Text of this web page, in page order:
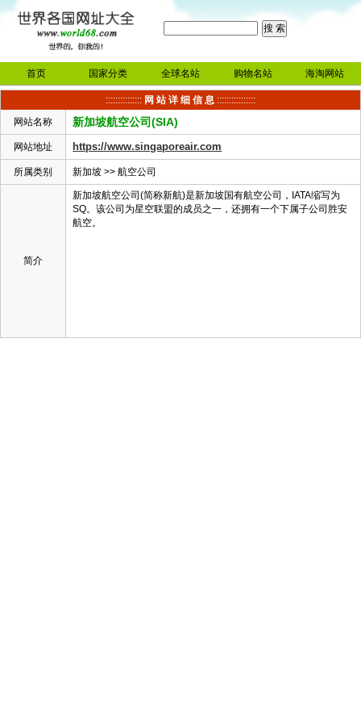
首页 国家分类 全球名站 购物名站 海淘网站
::::::::::::::: 网 站 详 细 信 息 ::::::::::::::::
网站名称
新加坡航空公司(SIA)
网站地址 https://www.singaporeair.com
所属类别 新加坡 >>航空公司
简介
新加坡航空公司(简称新航)是新加坡国有航空公司，IATA缩写为
SQ。该公司为星空联盟的成员之一，还拥有一个下属子公司胜安
航空。